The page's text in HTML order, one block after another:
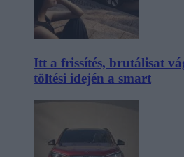
Itt a frissítés, brutálisat
töltési idején a smart